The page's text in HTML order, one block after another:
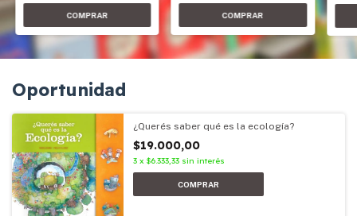
Oportunidad
¿Querés saber qué es la ecología?
$19.000,00
3 x $6.333,33 sin interés